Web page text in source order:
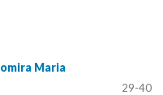
Maria
29-40